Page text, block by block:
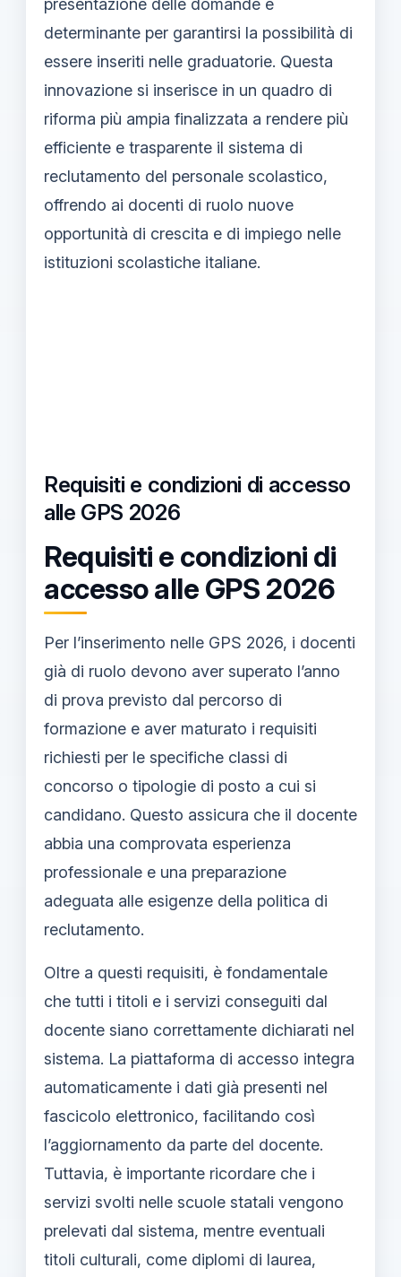
presentazione delle domande è
determinante per garantirsi la possibilità di
essere inseriti nelle graduatorie. Questa
innovazione si inserisce in un quadro di
riforma più ampia finalizzata a rendere più
efficiente e trasparente il sistema di
reclutamento del personale scolastico,
offrendo ai docenti di ruolo nuove
opportunità di crescita e di impiego nelle
istituzioni scolastiche italiane.
Requisiti e condizioni di accesso
alle GPS 2026
Requisiti e condizioni di
accesso alle GPS 2026
Per l’inserimento nelle GPS 2026, i docenti
già di ruolo devono aver superato l’anno
di prova previsto dal percorso di
formazione e aver maturato i requisiti
richiesti per le specifiche classi di
concorso o tipologie di posto a cui si
candidano. Questo assicura che il docente
abbia una comprovata esperienza
professionale e una preparazione
adeguata alle esigenze della politica di
reclutamento.
Oltre a questi requisiti, è fondamentale
che tutti i titoli e i servizi conseguiti dal
docente siano correttamente dichiarati nel
sistema. La piattaforma di accesso integra
automaticamente i dati già presenti nel
fascicolo elettronico, facilitando così
l’aggiornamento da parte del docente.
Tuttavia, è importante ricordare che i
servizi svolti nelle scuole statali vengono
prelevati dal sistema, mentre eventuali
titoli culturali, come diplomi di laurea,